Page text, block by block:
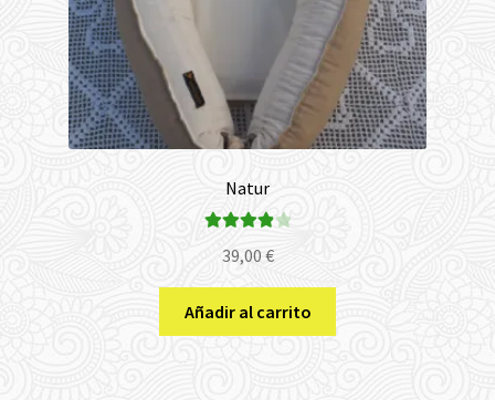
Natur
4.00
de 5
39,00 €
Añadir al carrito